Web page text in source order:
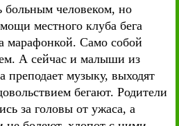
больным человеком, но
местного клуба бега
марафонкой. Само собой
А сейчас и малыши из
преподает музыку, выходят
бегают. Родители
за головы от ужаса, а